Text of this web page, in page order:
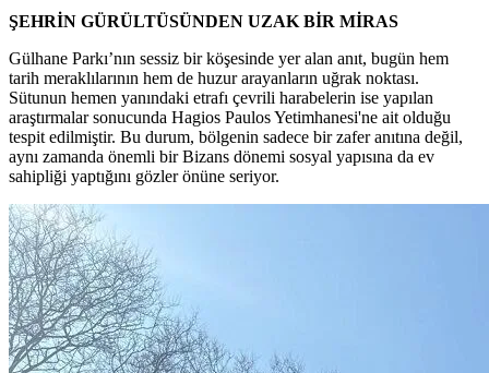
ŞEHRİN GÜRÜLTÜSÜNDEN UZAK BİR MİRAS
Gülhane Parkı’nın sessiz bir köşesinde yer alan anıt, bugün hem
tarih meraklılarının hem de huzur arayanların uğrak noktası.
Sütunun hemen yanındaki etrafı çevrili harabelerin ise yapılan
araştırmalar sonucunda Hagios Paulos Yetimhanesi'ne ait olduğu
tespit edilmiştir. Bu durum, bölgenin sadece bir zafer anıtına değil,
aynı zamanda önemli bir Bizans dönemi sosyal yapısına da ev
sahipliği yaptığını gözler önüne seriyor.